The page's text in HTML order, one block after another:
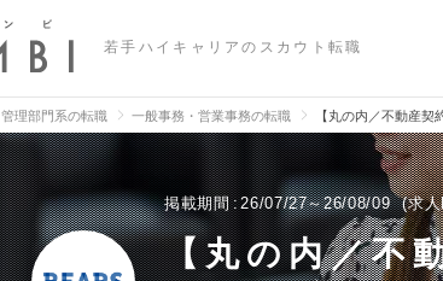
若手ハイキャリアのスカウト転職
管理部門系の転職 一般事務・営業事務の転職 【丸の内／不動産
掲載期間 26/07/27～26/08/09 求
【丸の内／不